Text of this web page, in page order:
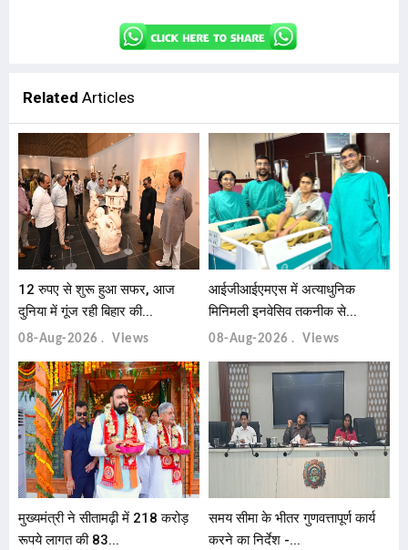
Related Articles
12 रुपए से शुरू हुआ सफर, आज
दुनिया में गूंज रही बिहार की...
08-Aug-2026 Views
आईजीआईएमएस में अत्याधुनिक
मिनिमली इनवेसिव तकनीक से...
08-Aug-2026 Views
मुख्यमंत्री ने सीतामढ़ी में 218 करोड़
रूपये लागत की 83...
समय सीमा के भीतर गुणवत्तापूर्ण कार्य
करने का निर्देश -...